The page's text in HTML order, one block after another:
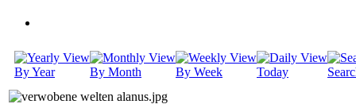
By Year By Month By Week Today